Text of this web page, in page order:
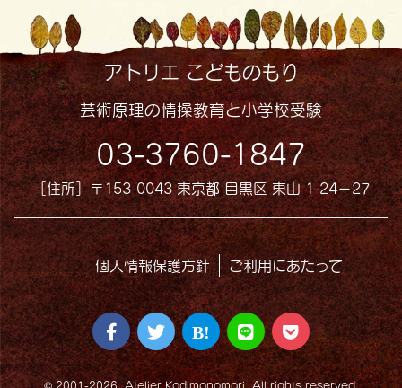
アトリエ こどものもり
芸術原理の情操教育と小学校受験
03-3760-1847
［住所］〒153-0043 東京都 目黒区 東山 1-24−27
個人情報保護方針 ご利用にあたって